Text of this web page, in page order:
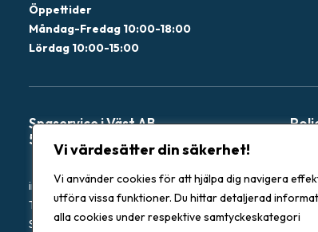
Vi värdesätter din säkerhet!
Vi använder cookies för att hjälpa dig navigera
utföra vissa funktioner. Du hittar detaljerad
alla cookies under respektive samtyckeskategori
Öppettider
Måndag-Fredag 10:00-18:00
Lördag 10:00-15:00
Spaservice i Väst AB
559322-3315
info@spacentergbg.se
Tel: 031-222 053
Stora Åvägen 17 436 34 Askim, Sverige